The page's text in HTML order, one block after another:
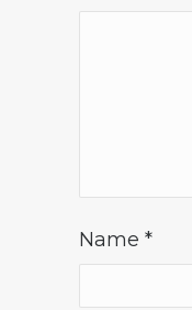
Name *